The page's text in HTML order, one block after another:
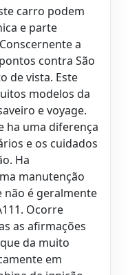
carro podem
e parte
a
contra São
de vista. Este
modelos da
e voyage.
ha uma diferença
e os cuidados
Ha
manutenção
não é geralmente
Ocorre
as afirmações
da muito
em